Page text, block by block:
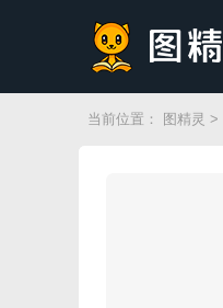
当前位置： 图精灵 >